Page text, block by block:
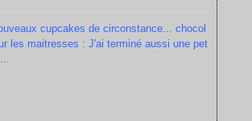
cupcakes de circonstance... chocol
les maitresses : J'ai terminé aussi une pet